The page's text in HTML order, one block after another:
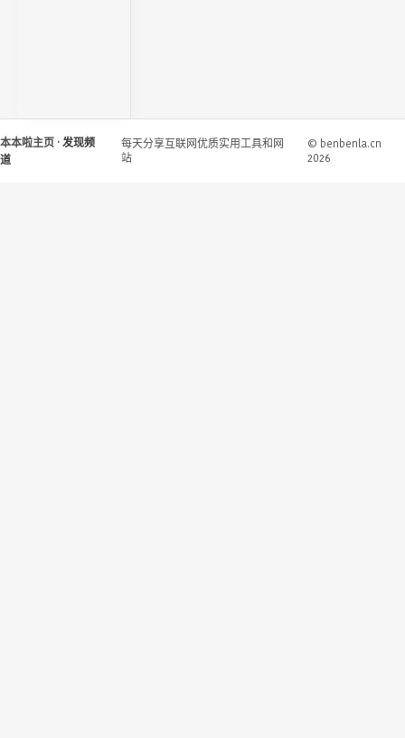
本本啦主页 · 发现频
道
每天分享互联网优质实用工具和网
站
© benbenla.cn
2026